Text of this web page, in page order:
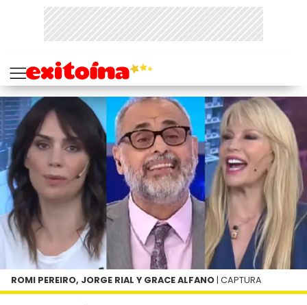
ROMI PEREIRO, JORGE RIAL Y GRACE ALFANO | CAPTURA